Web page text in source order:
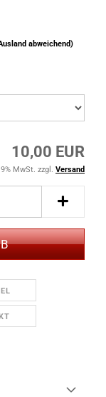
abweichend)
10,00 EUR
MwSt. zzgl. Versand